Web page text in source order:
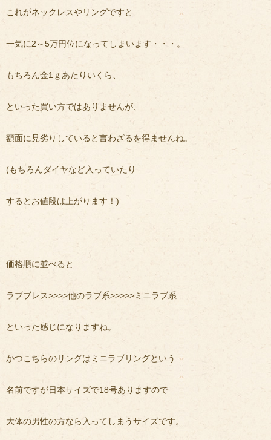
これがネックレスやリングですと
一気に2～5万円位になってしまいます・・・。
もちろん金1ｇあたりいくら、
といった買い方ではありませんが、
額面に見劣りしていると言わざるを得ませんね。
(もちろんダイヤなど入っていたり
するとお値段は上がります！)
価格順に並べると
ラブブレス>>>>他のラブ系>>>>>ミニラブ系
といった感じになりますね。
かつこちらのリングはミニラブリングという
名前ですが日本サイズで18号ありますので
大体の男性の方なら入ってしまうサイズです。